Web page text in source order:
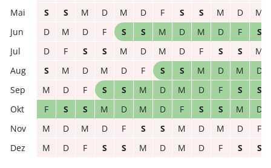
S
S M D M D F S S M D
M
D
M D F S S M D M D F
S
D
F S S M D M D F S S
M
S
M D M D F S S M D M
D
M
D F S S M D M D F S
S
F
S S M D M D F S S M
D
M
D M D F S S M D M D
F
M
D F S S M D M D F S S